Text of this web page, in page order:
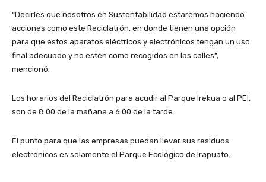
“Decirles que nosotros en Sustentabilidad estaremos haciendo
acciones como este Reciclatrón, en donde tienen una opción
para que estos aparatos eléctricos y electrónicos tengan un uso
final adecuado y no estén como recogidos en las calles”,
mencionó.
Los horarios del Reciclatrón para acudir al Parque Irekua o al PEI,
son de 8:00 de la mañana a 6:00 de la tarde.
El punto para que las empresas puedan llevar sus residuos
electrónicos es solamente el Parque Ecológico de Irapuato.